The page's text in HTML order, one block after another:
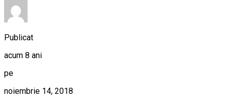
Publicat
acum 8 ani
pe
noiembrie 14, 2018